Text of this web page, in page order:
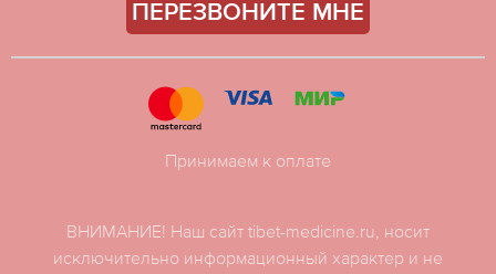
ПЕРЕЗВОНИТЕ МНЕ
ВНИМАНИЕ! Наш сайт tibet-medicine.ru, носит
исключительно информационный характер и не
Принимаем к оплате